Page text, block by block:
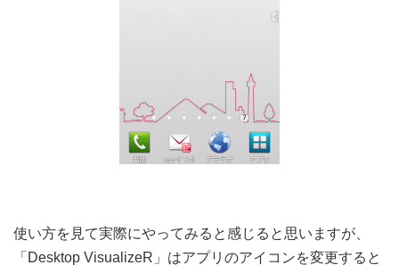
使い方を見て実際にやってみると感じると思いますが、
「Desktop VisualizeR」はアプリのアイコンを変更すると